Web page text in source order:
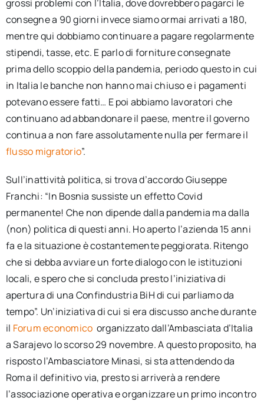
grossi problemi con l’Italia, dove dovrebbero pagarci le
consegne a 90 giorni invece siamo ormai arrivati a 180,
mentre qui dobbiamo continuare a pagare regolarmente
stipendi, tasse, etc. E parlo di forniture consegnate
prima dello scoppio della pandemia, periodo questo in cui
in Italia le banche non hanno mai chiuso e i pagamenti
potevano essere fatti… E poi abbiamo lavoratori che
continuano ad abbandonare il paese, mentre il governo
continua a non fare assolutamente nulla per fermare il
flusso migratorio”.
Sull’inattività politica, si trova d’accordo Giuseppe
Franchi: “In Bosnia sussiste un effetto Covid
permanente! Che non dipende dalla pandemia ma dalla
(non) politica di questi anni. Ho aperto l’azienda 15 anni
fa e la situazione è costantemente peggiorata. Ritengo
che si debba avviare un forte dialogo con le istituzioni
locali, e spero che si concluda presto l’iniziativa di
apertura di una Confindustria BiH di cui parliamo da
tempo”. Un’iniziativa di cui si era discusso anche durante
il Forum economico organizzato dall’Ambasciata d’Italia
a Sarajevo lo scorso 29 novembre. A questo proposito, ha
risposto l’Ambasciatore Minasi, si sta attendendo da
Roma il definitivo via, presto si arriverà a rendere
l’associazione operativa e organizzare un primo incontro